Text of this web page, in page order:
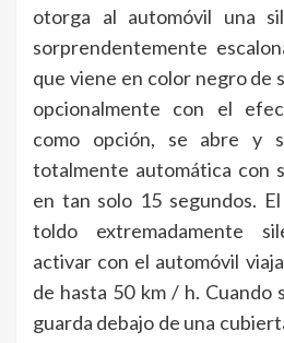
otorga al automóvil una
sorprendentemente
que viene en color negro de
opcionalmente con el
como opción, se abre y
totalmente automática con
en tan solo 15 segundos.
toldo extremadamente
activar con el automóvil
de hasta 50 km / h. Cuando
guarda debajo de una